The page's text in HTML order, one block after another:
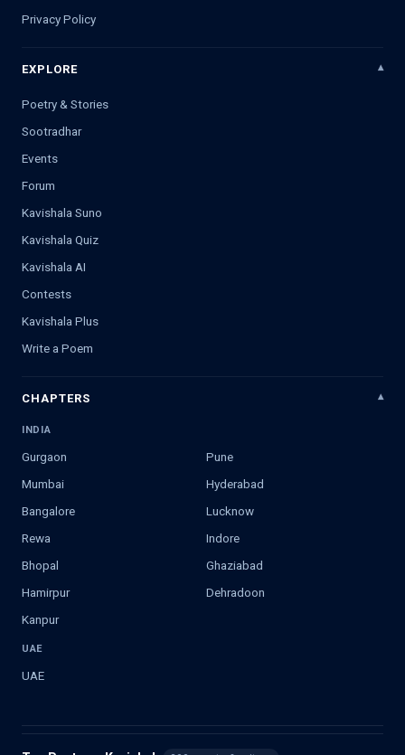
Privacy Policy
EXPLORE
Poetry & Stories
Sootradhar
Events
Forum
Kavishala Suno
Kavishala Quiz
Kavishala AI
Contests
Kavishala Plus
Write a Poem
CHAPTERS
INDIA
Gurgaon
Pune
Mumbai
Hyderabad
Bangalore
Lucknow
Rewa
Indore
Bhopal
Ghaziabad
Hamirpur
Dehradoon
Kanpur
UAE
UAE